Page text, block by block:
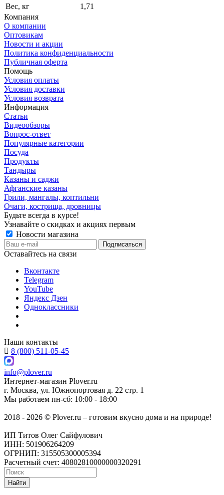
Вес, кг
1,71
Компания
О компании
Оптовикам
Новости и акции
Политика конфиденциальности
Публичная оферта
Помощь
Условия оплаты
Условия доставки
Условия возврата
Информация
Статьи
Видеообзоры
Вопрос-ответ
Популярные категории
Посуда
Продукты
Тандыры
Казаны и саджи
Афганские казаны
Грили, мангалы, коптильни
Очаги, кострища, дровницы
Будьте всегда в курсе!
Узнавайте о скидках и акциях первым
Новости магазина
Оставайтесь на связи
Вконтакте
Telegram
YouTube
Яндекс Дзен
Одноклассники
Наши контакты
8 (800) 511-05-45
info@plover.ru
Интернет-магазин Plover.ru
г. Москва, ул. Южнопортовая д. 22 стр. 1
Мы работаем пн-сб: 10:00 - 18:00
2018 - 2026 © Plover.ru – готовим вкусно дома и на природе!
ИП Титов Олег Сайфулович
ИНН: 501906264209
ОГРНИП: 315505300005394
Расчетный счет: 40802810000000320291
Найти